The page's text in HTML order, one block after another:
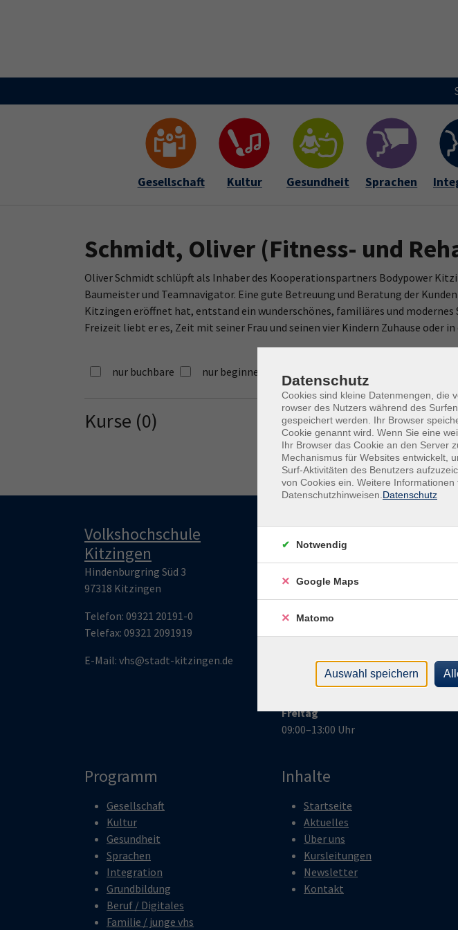
Gesellschaft Kultur Gesundheit Sprachen
Schmidt, Oliver (Fitness- und
Oliver Schmidt schlüpft als Inhaber des Kooperationspartners Bodypower
Baumeister und Teamnavigator. Eine gute Betreuung und Beratung der
Kitzingen eröffnet hat, entstand ein wunderschönes, familiäres und
Freizeit liebt er es, Zeit mit seiner Frau und seinen vier Kindern Zuhause oder
nur buchbare nur beginnende
Kurse (0)
Volkshochschule
Kitzingen
Hindenburgring Süd 3
97318 Kitzingen
Telefon: 09321 20191-0
Telefax: 09321 2091919
E-Mail: vhs@stadt-kitzingen.de
Öffnungszeiten
Montag
09:00–12:00 Uhr
14:00–17:00 Uhr
Dienstag
09:00–13:00 Uhr
Donnerstag
Freitag
09:00–13:00 Uhr
Programm
Gesellschaft
Kultur
Gesundheit
Sprachen
Integration
Grundbildung
Beruf / Digitales
Familie / junge vhs
Inhalte
Startseite
Aktuelles
Über uns
Kursleitungen
Newsletter
Kontakt
Datenschutz
Cookies sind kleine Datenmengen, die
rowser des Nutzers während des
gespeichert werden. Ihr Browser
Cookie genannt wird. Wenn Sie eine
Ihr Browser das Cookie an den Server
Mechanismus für Websites entwickelt,
Surf-Aktivitäten des Benutzers
von Cookies ein. Weitere Informationen
Datenschutzhinweisen. Datenschutz
Notwendig
Google Maps
Matomo
Auswahl speichern